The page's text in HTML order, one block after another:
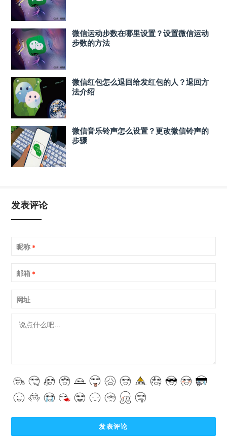
微信运动步数在哪里设置？设置微信运动
步数的方法
微信红包怎么退回给发红包的人？退回方
法介绍
微信音乐铃声怎么设置？更改微信铃声的
步骤
发表评论
昵称 *
邮箱 *
网址